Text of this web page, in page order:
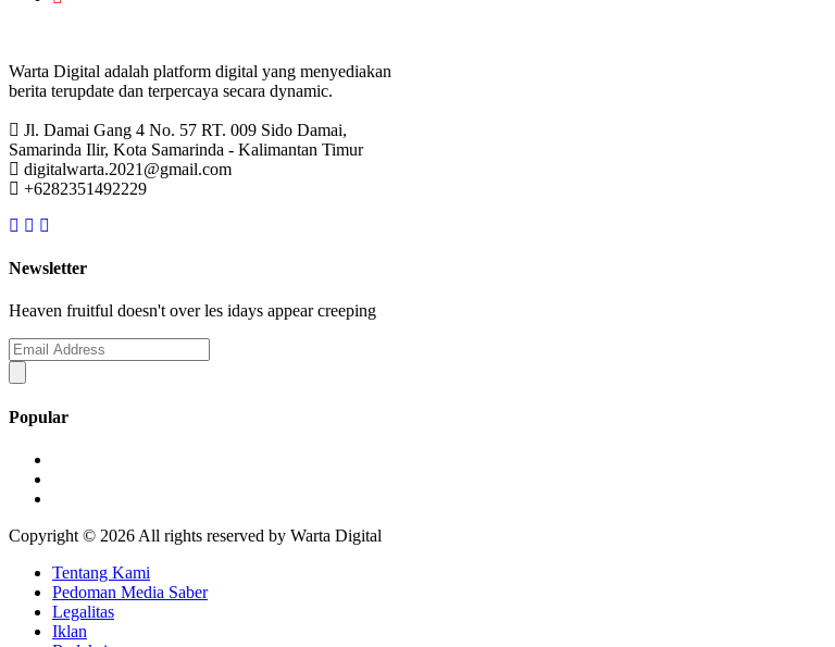
Warta Digital adalah platform digital yang menyediakan
berita terupdate dan terpercaya secara dynamic.
Jl. Damai Gang 4 No. 57 RT. 009 Sido Damai,
Samarinda Ilir, Kota Samarinda - Kalimantan Timur
digitalwarta.2021@gmail.com
+6282351492229
Newsletter
Heaven fruitful doesn't over les idays appear creeping
Popular
Copyright © 2026 All rights reserved by Warta Digital
Tentang Kami
Pedoman Media Saber
Legalitas
Iklan